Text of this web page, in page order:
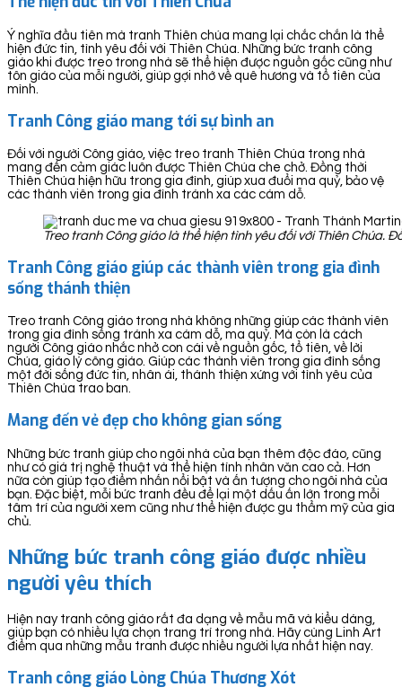
Ý nghĩa đầu tiên mà tranh Thiên chúa mang lại chắc chắn là thể
hiện đức tin, tình yêu đối với Thiên Chúa. Những bức tranh công
giáo khi được treo trong nhà sẽ thể hiện được nguồn gốc cũng như
tôn giáo của mỗi người, giúp gợi nhớ về quê hương và tổ tiên của
mình.
Tranh Công giáo mang tới sự bình an
Đối với người Công giáo, việc treo tranh Thiên Chúa trong nhà
mang đến cảm giác luôn được Thiên Chúa che chở. Đồng thời
Thiên Chúa hiện hữu trong gia đình, giúp xua đuổi ma quỷ, bảo vệ
các thành viên trong gia đình tránh xa các cám dỗ.
Treo tranh Công giáo là thể hiện tình yêu đối với Thiên Chúa.
Tranh Công giáo giúp các thành viên trong gia đình
sống thánh thiện
Treo tranh Công giáo trong nhà không những giúp các thành viên
trong gia đình sống tránh xa cám dỗ, ma quỷ. Mà còn là cách
người Công giáo nhắc nhở con cái về nguồn gốc, tổ tiên, về lời
Chúa, giáo lý công giáo. Giúp các thành viên trong gia đình sống
một đời sống đức tin, nhân ái, thánh thiện xứng với tình yêu của
Thiên Chúa trao ban.
Mang đến vẻ đẹp cho không gian sống
Những bức tranh giúp cho ngôi nhà của bạn thêm độc đáo, cũng
như có giá trị nghệ thuật và thể hiện tính nhân văn cao cả. Hơn
nữa còn giúp tạo điểm nhấn nổi bật và ấn tượng cho ngôi nhà của
bạn. Đặc biệt, mỗi bức tranh đều để lại một dấu ấn lớn trong mỗi
tâm trí của người xem cũng như thể hiện được gu thẩm mỹ của gia
chủ.
Những bức tranh công giáo được nhiều
người yêu thích
Hiện nay tranh công giáo rất đa dạng về mẫu mã và kiểu dáng,
giúp bạn có nhiều lựa chọn trang trí trong nhà. Hãy cùng Linh Art
điểm qua những mẫu tranh được nhiều người lựa nhất hiện nay.
Tranh công giáo Lòng Chúa Thương Xót